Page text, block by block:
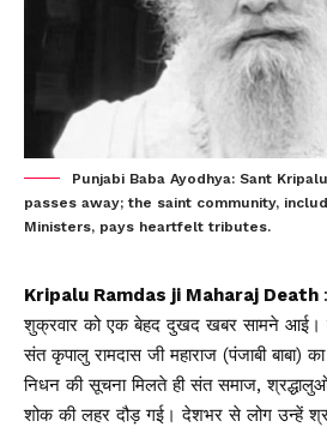
Punjabi Baba Ayodhya: Sant
passes away; the saint community,
Ministers, pays heartfelt tributes.
Kripalu Ramdas ji Maharaj Death :
शुक्रवार को एक बेहद दुखद खबर सामने आई।
संत कृपालु रामदास जी महाराज (पंजाबी बाबा)
निधन की सूचना मिलते ही संत समाज,
शोक की लहर दौड़ गई। देशभर से लोग उन्हें